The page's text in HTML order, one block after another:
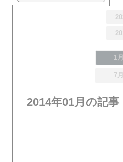
1月
7月
2014年01月の記事